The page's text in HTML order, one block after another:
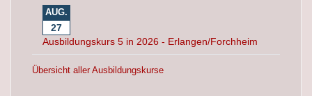
AUG.
27
Ausbildungskurs 5 in 2026 - Erlangen/Forchheim
Übersicht aller Ausbildungskurse